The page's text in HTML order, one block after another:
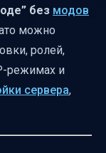
без модов
можно
ролей,
режимах и
сервера,